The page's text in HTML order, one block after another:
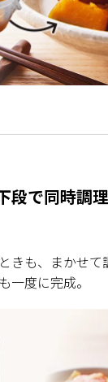
段で同時調
きも、まかせて
一度に完成。